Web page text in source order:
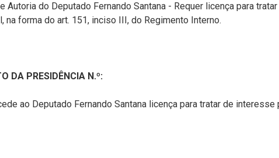
Autoria do Deputado Fernando Santana - Requer licença para
na forma do art. 151, inciso III, do Regimento Interno.
DA PRESIDÊNCIA N.º:
ao Deputado Fernando Santana licença para tratar de